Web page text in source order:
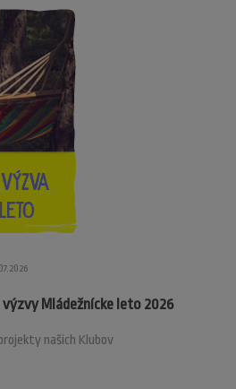
Mládežnícke leto 2026
našich Klubov